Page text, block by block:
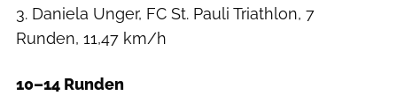
3. Daniela Unger, FC St. Pauli Triathlon, 7
Runden, 11,47 km/h
10–14 Runden